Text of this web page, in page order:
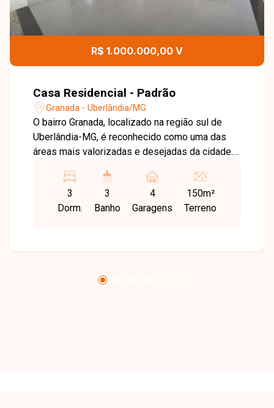
R$ 1.000.000,00 V
Casa Residencial - Padrão
Granada - Uberlândia/MG
O bairro Granada, localizado na região sul de
Uberlândia-MG, é reconhecido como uma das
áreas mais valorizadas e desejadas da cidade.
infraestrutura, fácil acesso a vias principais,
proximidade com comércios, escolas e
serviços essenciais, além de oferecer
altura, rebaixamento de teto em gesso em toda
3
Dorm.
3
Banho
4
Garagens
150m²
Terreno